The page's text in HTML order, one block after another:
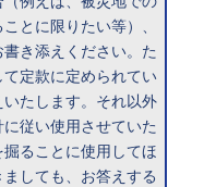
とに限りたい等）、
き添えください。た
定款に定められてい
たします。それ以外
従い使用させていた
ることに使用してほ
しても、お答えする